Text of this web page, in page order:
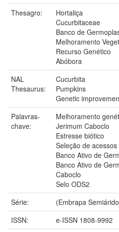
Thesagro:
Hortaliça
Cucurbitaceae
Banco de
Melhoramento
Recurso Genético
Abóbora
NAL
Thesaurus:
Cucurbita
Pumpkins
Genetic
Palavras-
chave:
Melhoramento
Jerimum Caboclo
Estresse biótico
Seleção de acessos
Banco Ativo de
Banco Ativo de
Caboclo
Selo ODS2
Série:
(Embrapa
ISSN:
e-ISSN 1808-9992